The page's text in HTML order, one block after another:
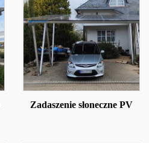
Zadaszenie słoneczne PV